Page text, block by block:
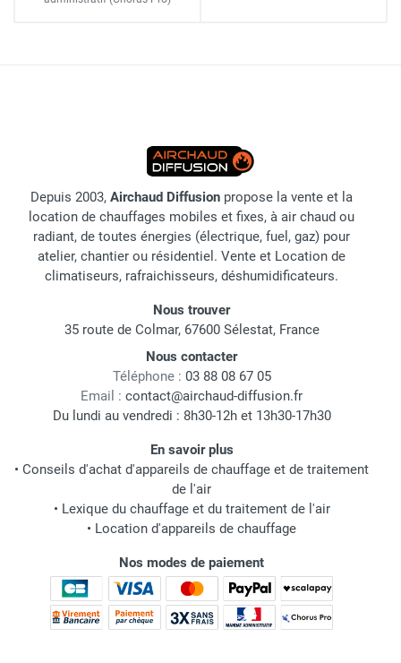
Depuis 2003, Airchaud Diffusion propose la vente et la
location de chauffages mobiles et fixes, à air chaud ou
radiant, de toutes énergies (électrique, fuel, gaz) pour
atelier, chantier ou résidentiel. Vente et Location de
climatiseurs, rafraichisseurs, déshumidificateurs.
Nous trouver
35 route de Colmar, 67600 Sélestat, France
Nous contacter
Téléphone : 03 88 08 67 05
Email : contact@airchaud-diffusion.fr
Du lundi au vendredi : 8h30-12h et 13h30-17h30
En savoir plus
• Conseils d'achat d'appareils de chauffage et de traitement
de l'air
• Lexique du chauffage et du traitement de l'air
• Location d'appareils de chauffage
Nos modes de paiement